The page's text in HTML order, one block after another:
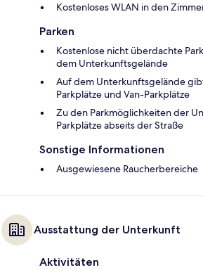
Kostenloses WLAN in den
Parken
Kostenlose nicht überdachte
dem Unterkunftsgelände
Auf dem Unterkunftsgelände
Parkplätze und Van-Parkplätze
Zu den Parkmöglichkeiten der
Parkplätze abseits der Straße
Sonstige Informationen
Ausgewiesene Raucherbereiche
Ausstattung der Unterkunft
Aktivitäten